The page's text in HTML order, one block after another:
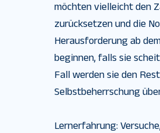
möchten vielleicht den
zurücksetzen und die
Herausforderung ab
beginnen, falls sie
Fall werden sie den
Selbstbeherrschung
Lernerfahrung: